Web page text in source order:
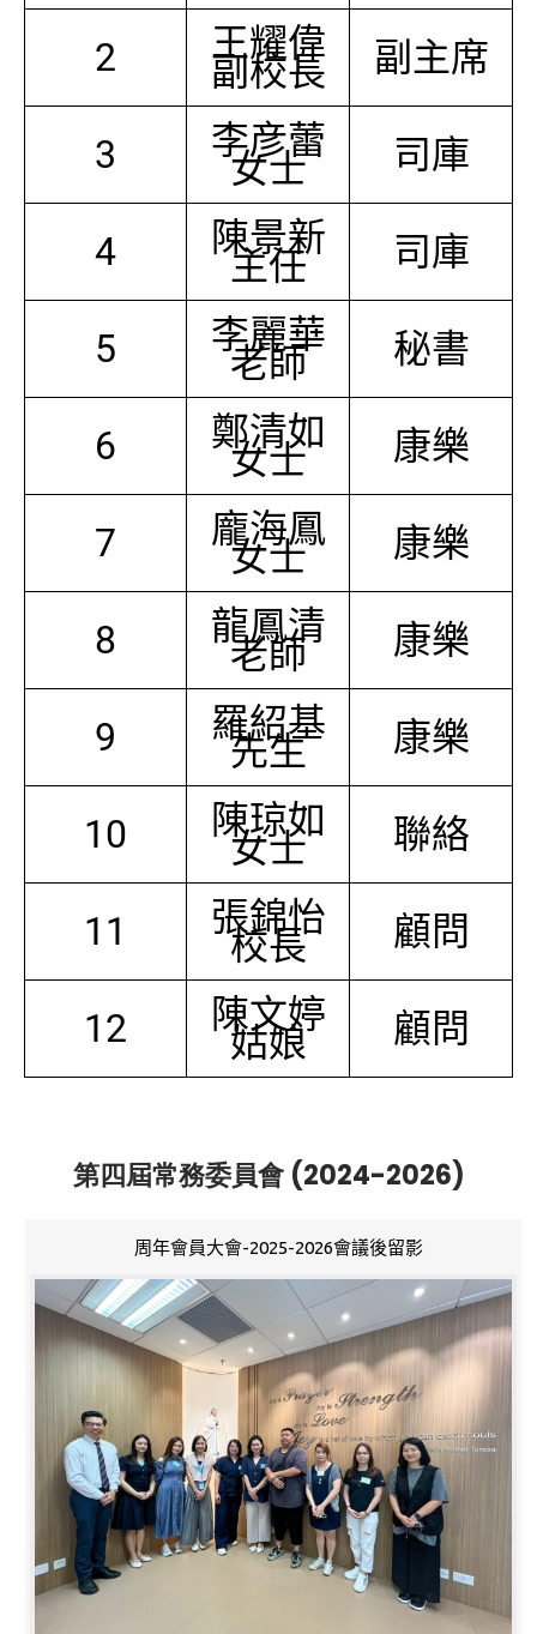
2 王耀偉
副校長 副主席
3 李彦蕾
女士 司庫
4 陳景新
主任 司庫
5 李麗華
老師 秘書
6 鄭清如
女士 康樂
7 龐海鳳
女士 康樂
8 龍鳳清
老師 康樂
9 羅紹基
先生 康樂
10 陳琼如
女士 聯絡
11 張錦怡
校長 顧問
12 陳文婷
姑娘 顧問
第四屆常務委員會 (2024-2026)
周年會員大會-2025-2026會議後留影